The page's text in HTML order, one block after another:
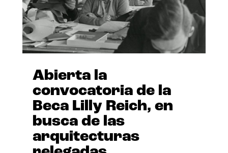
Abierta la
convocatoria de la
Beca Lilly Reich, en
busca de las
arquitecturas